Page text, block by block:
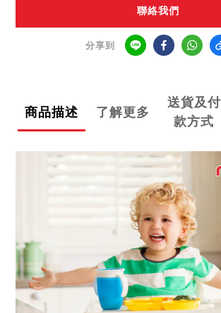
聯絡我們
分享到
商品描述 了解更多
送貨及付
款方式